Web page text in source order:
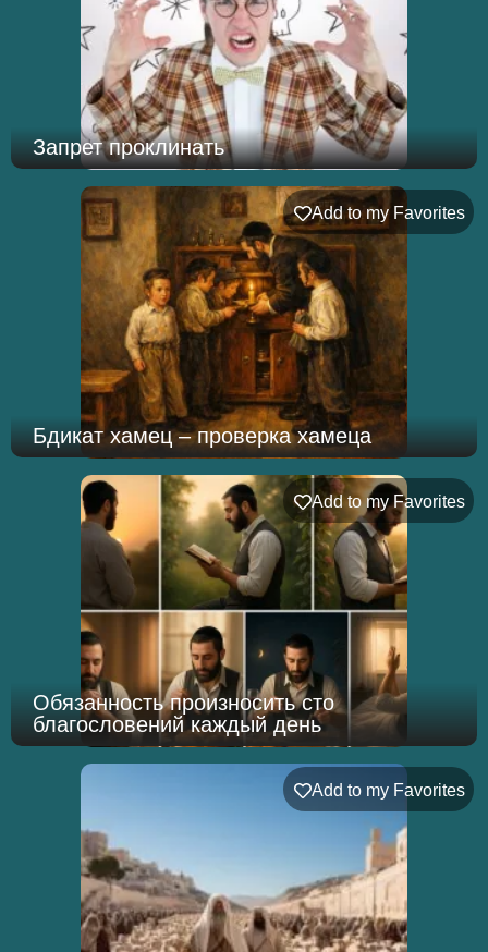
Запрет проклинать
Add to my Favorites
Бдикат хамец – проверка хамеца
Add to my Favorites
Обязанность произносить сто
благословений каждый день
Add to my Favorites